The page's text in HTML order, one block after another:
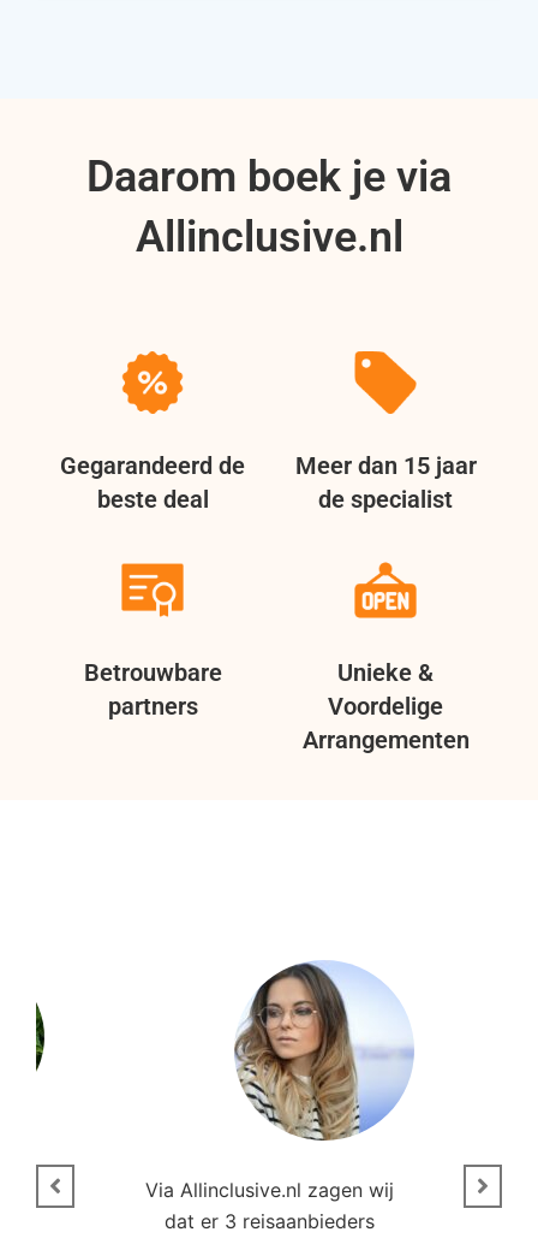
Daarom boek je via
Allinclusive.nl
Gegarandeerd de
beste deal
Meer dan 15 jaar
de specialist
Betrouwbare
partners
Unieke &
Voordelige
Arrangementen
Via Allinclusive.nl zagen wij
dat er 3 reisaanbieders